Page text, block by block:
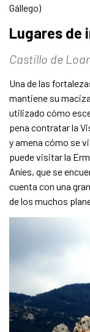
Gállego)
Lugares de
Castillo de
Una de las
mantiene su
utilizado cómo
pena contratar la
y amena cómo se
puede visitar la
Aníes, que se
cuenta con una
de los muchos